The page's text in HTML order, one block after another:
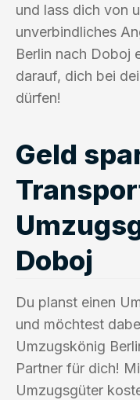
und lass dich von
unverbindliches
Berlin nach Doboj
darauf, dich bei
dürfen!
Geld
Doboj
Du planst einen
und möchtest
Umzugskönig
Partner für dich!
Umzugsgüter